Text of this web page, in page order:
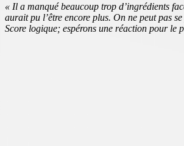
« Il a manqué beaucoup trop d’ingrédients
aurait pu l’être encore plus. On ne peut pas
Score logique; espérons une réaction pour le